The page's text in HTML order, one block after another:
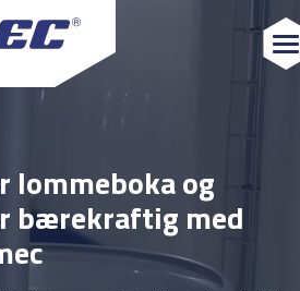
lommeboka og
bærekraftig med